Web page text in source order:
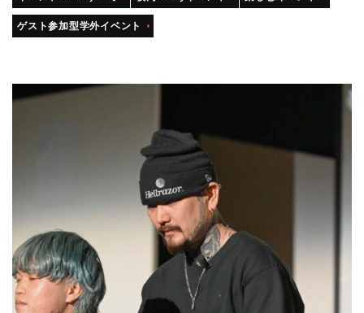
ゲスト参加型学外イベント